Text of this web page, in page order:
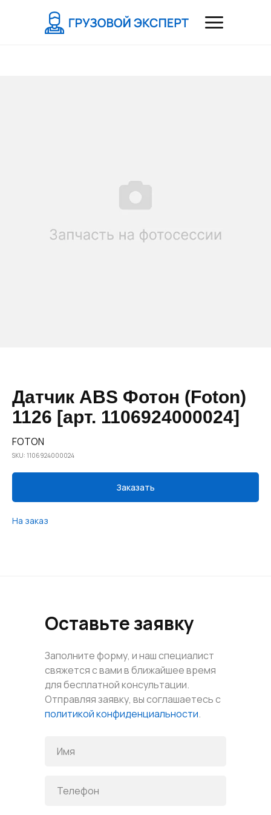
Датчик ABS Фотон (Foton)
1126 [арт. 1106924000024]
FOTON
SKU: 1106924000024
Заказать
На заказ
Оставьте заявку
Заполните форму, и наш специалист
свяжется с вами в ближайшее время
для бесплатной консультации.
Отправляя заявку, вы соглашаетесь с
политикой конфиденциальности.